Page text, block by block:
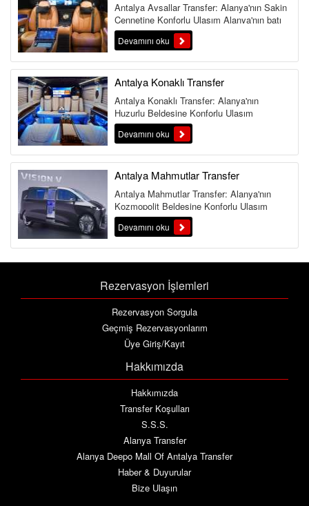
Antalya Avsallar Transfer: Alanya'nın Sakin
Cennetine Konforlu Ulaşım Alanya'nın batı
yakasında yer alan ve sa...
Devamını oku
Antalya Konaklı Transfer
Antalya Konaklı Transfer: Alanya'nın
Huzurlu Beldesine Konforlu Ulaşım
Alanya'nın en huzurlu ve aile dostu tat...
Devamını oku
Antalya Mahmutlar Transfer
Antalya Mahmutlar Transfer: Alanya'nın
Kozmopolit Beldesine Konforlu Ulaşım
Alanya'nın en kozmopolit ve canlı ...
Devamını oku
Rezervasyon İşlemleri
Rezervasyon Sorgula
Geçmiş Rezervasyonlarım
Üye Giriş/Kayıt
Hakkımızda
Hakkımızda
Transfer Koşulları
S.S.S.
Alanya Transfer
Alanya Deepo Mall Of Antalya Transfer
Haber & Duyurular
Bize Ulaşın